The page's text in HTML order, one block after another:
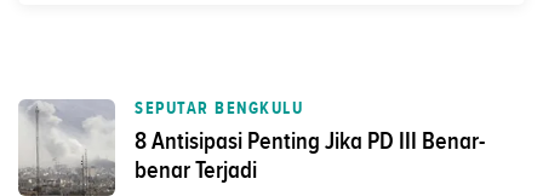
SEPUTAR BENGKULU
8 Antisipasi Penting Jika PD III Benar-
benar Terjadi